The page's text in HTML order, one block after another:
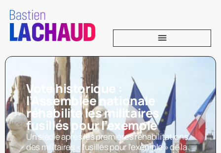
Vote historique :
l’Assemblée nationale
réhabilite les militaires
fusillés pour l’exemple
Un siècle après les premières réhabilitations
des militaires « fusillés pour l’exemple » de la